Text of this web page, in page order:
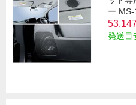
ー
発送目